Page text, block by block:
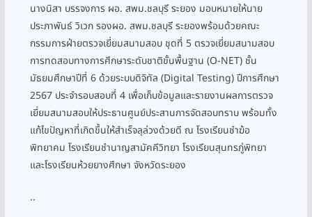
นางนิสา บรรจงการ ผอ. สพม.ชลบุรี ระยอง มอบหมายให้นาย
ประภาพันธ์ วิเวก รองผอ. สพม.ชลบุรี ระยองพร้อมด้วยคณะ
กรรมการฝ่ายตรวจเยี่ยมสนามสอบ ชุดที่ 5 ตรวจเยี่ยมสนามสอบ
การทดสอบทางการศึกษาระดับชาติขั้นพื้นฐาน (O-NET) ชั้น
มัธยมศึกษาปีที่ 6 ด้วยระบบดิจิทัล (Digital Testing) ปีการศึกษา
2567 ประจำรอบสอบที่ 4 เพื่อเก็บข้อมูลและรายงานผลการตรวจ
เยี่ยมสนามสอบให้ประธานศูนย์ประสานการจัดสอบทราบ พร้อมทั้ง
แก้ไขปัญหาที่เกิดขึ้นให้สำเร็จลุล่วงด้วยดี ณ โรงเรียนชำฆ้อ
พิทยาคม โรงเรียนชำนาญสามัคคีวิทยา โรงเรียนสุนทรภู่พิทยา
และโรงเรียนห้วยยางศึกษา จังหวัดระยอง
..